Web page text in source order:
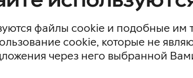
файлы cookie и подобные им
cookie, которые не
через него выбранной
Цельсию.
в частности, от повреждения рентгеном в